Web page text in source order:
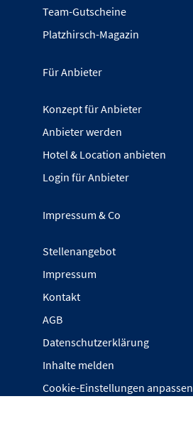
Team-Gutscheine
Platzhirsch-Magazin
Für Anbieter
Konzept für Anbieter
Anbieter werden
Hotel & Location anbieten
Login für Anbieter
Impressum & Co
Stellenangebot
Impressum
Kontakt
AGB
Datenschutzerklärung
Inhalte melden
Cookie-Einstellungen anpassen